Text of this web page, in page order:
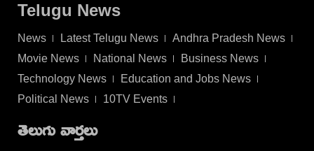
Telugu News
News Latest Telugu News
Andhra Pradesh News
Movie News
National News
Business News
Technology News
Education and Jobs News
Political News
10TV Events
తెలుగు వార్తలు